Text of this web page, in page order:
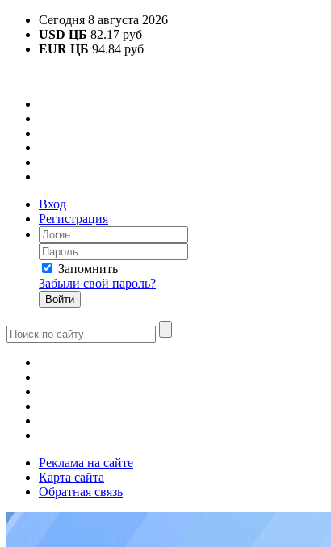
Сегодня 8 августа 2026
USD ЦБ 82.17 руб
EUR ЦБ 94.84 руб
Вход
Регистрация
Запомнить
Забыли свой пароль?
Реклама на сайте
Карта сайта
Обратная связь